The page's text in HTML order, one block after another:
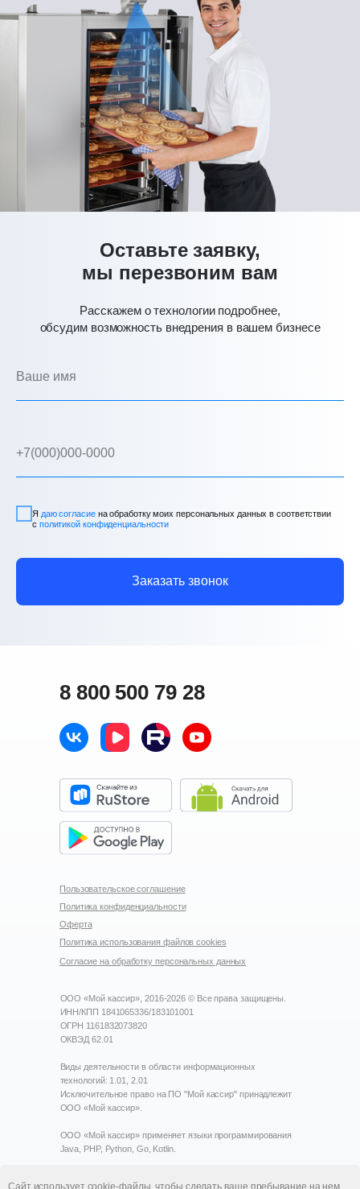
Оставьте заявку,
мы перезвоним вам
Расскажем о технологии подробнее,
обсудим возможность внедрения в вашем бизнесе
Я даю согласиена обработку моих персональных данных в соответствии
с политикой конфиденциальности
Заказать звонок
8 800 500 79 28
Пользовательское соглашение
Политика конфиденциальности
Политика использования файлов cookies
Согласие на обработку персональных данных
Оферта
ООО «Мой кассир», 2016-2026 © Все права защищены.
ИНН/КПП 1841065336/183101001
ОГРН 1161832073820
ОКВЭД 62.01
Виды деятельности в области информационных
технологий: 1.01, 2.01
Исключительное право на ПО "Мой кассир" принадлежит
ООО «Мой кассир».
ООО «Мой кассир» применяет языки программирования
Java, PHP, Python, Go, Kotlin.